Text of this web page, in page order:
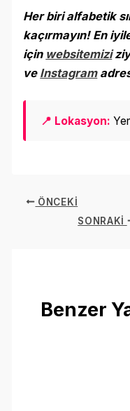
Her biri alfabetik
kaçırmayın! En
için websitemizi
ve Instagram
📍 Lokasyon:
ÖNCEKI
SONRAKI
Benzer